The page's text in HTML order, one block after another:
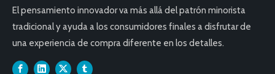
El pensamiento innovador va más allá del patrón minorista
tradicional y ayuda a los consumidores finales a disfrutar de
una experiencia de compra diferente en los detalles.